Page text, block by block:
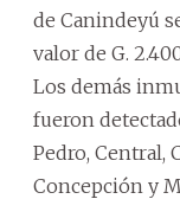
de Canindeyú
valor de G.
Los demás
fueron
Pedro, Central,
Concepción y